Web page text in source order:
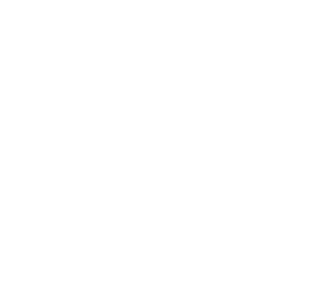
assim, atinge cerca de 15% da população
20 e os 40 anos.
com nova regras do registo, alerta associação
e representam um investimento sustentável para os
níveis elevados de Lp(a), revela estudo
negativo metastático em doentes não elegíveis para